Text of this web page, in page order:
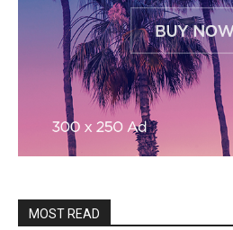
MOST READ